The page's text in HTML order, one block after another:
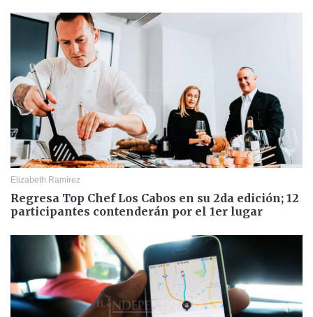
Elizabeth Ramírez
Regresa Top Chef Los Cabos en su 2da edición; 12
participantes contenderán por el 1er lugar